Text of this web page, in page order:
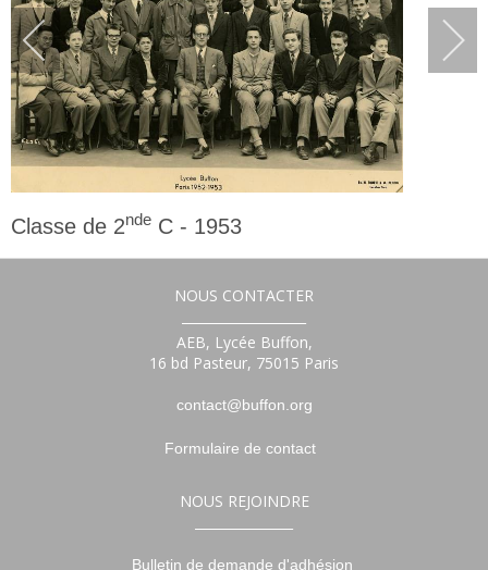
Classe de 2nde C - 1953
2nde
NOUS CONTACTER
AEB, Lycée Buffon,
16 bd Pasteur, 75015 Paris
contact@buffon.org
Formulaire de contact
NOUS REJOINDRE
Bulletin de demande d'adhésion